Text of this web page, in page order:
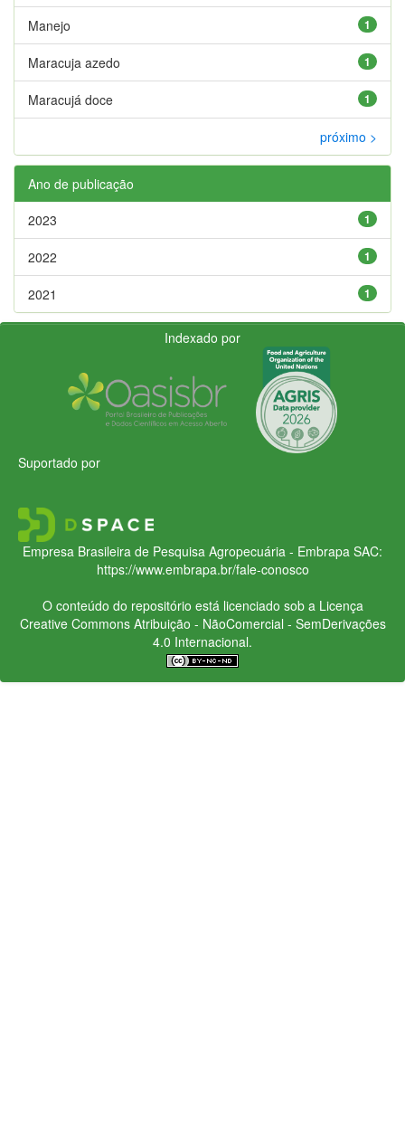
1
Manejo
1
Maracuja azedo
1
Maracujá doce
próximo >
Ano de publicação
1
2023
1
2022
1
2021
Indexado por
Suportado por
Empresa Brasileira de Pesquisa Agropecuária - Embrapa SAC:
https://www.embrapa.br/fale-conosco
O conteúdo do repositório está licenciado sob a Licença
Creative CommonsAtribuição - NãoComercial - SemDerivações
4.0 Internacional.